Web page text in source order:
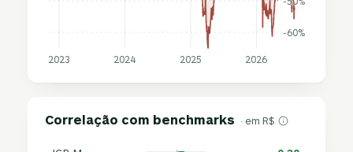
-60%
2023 2024 2025 2026
Correlação com benchmarks · em R$